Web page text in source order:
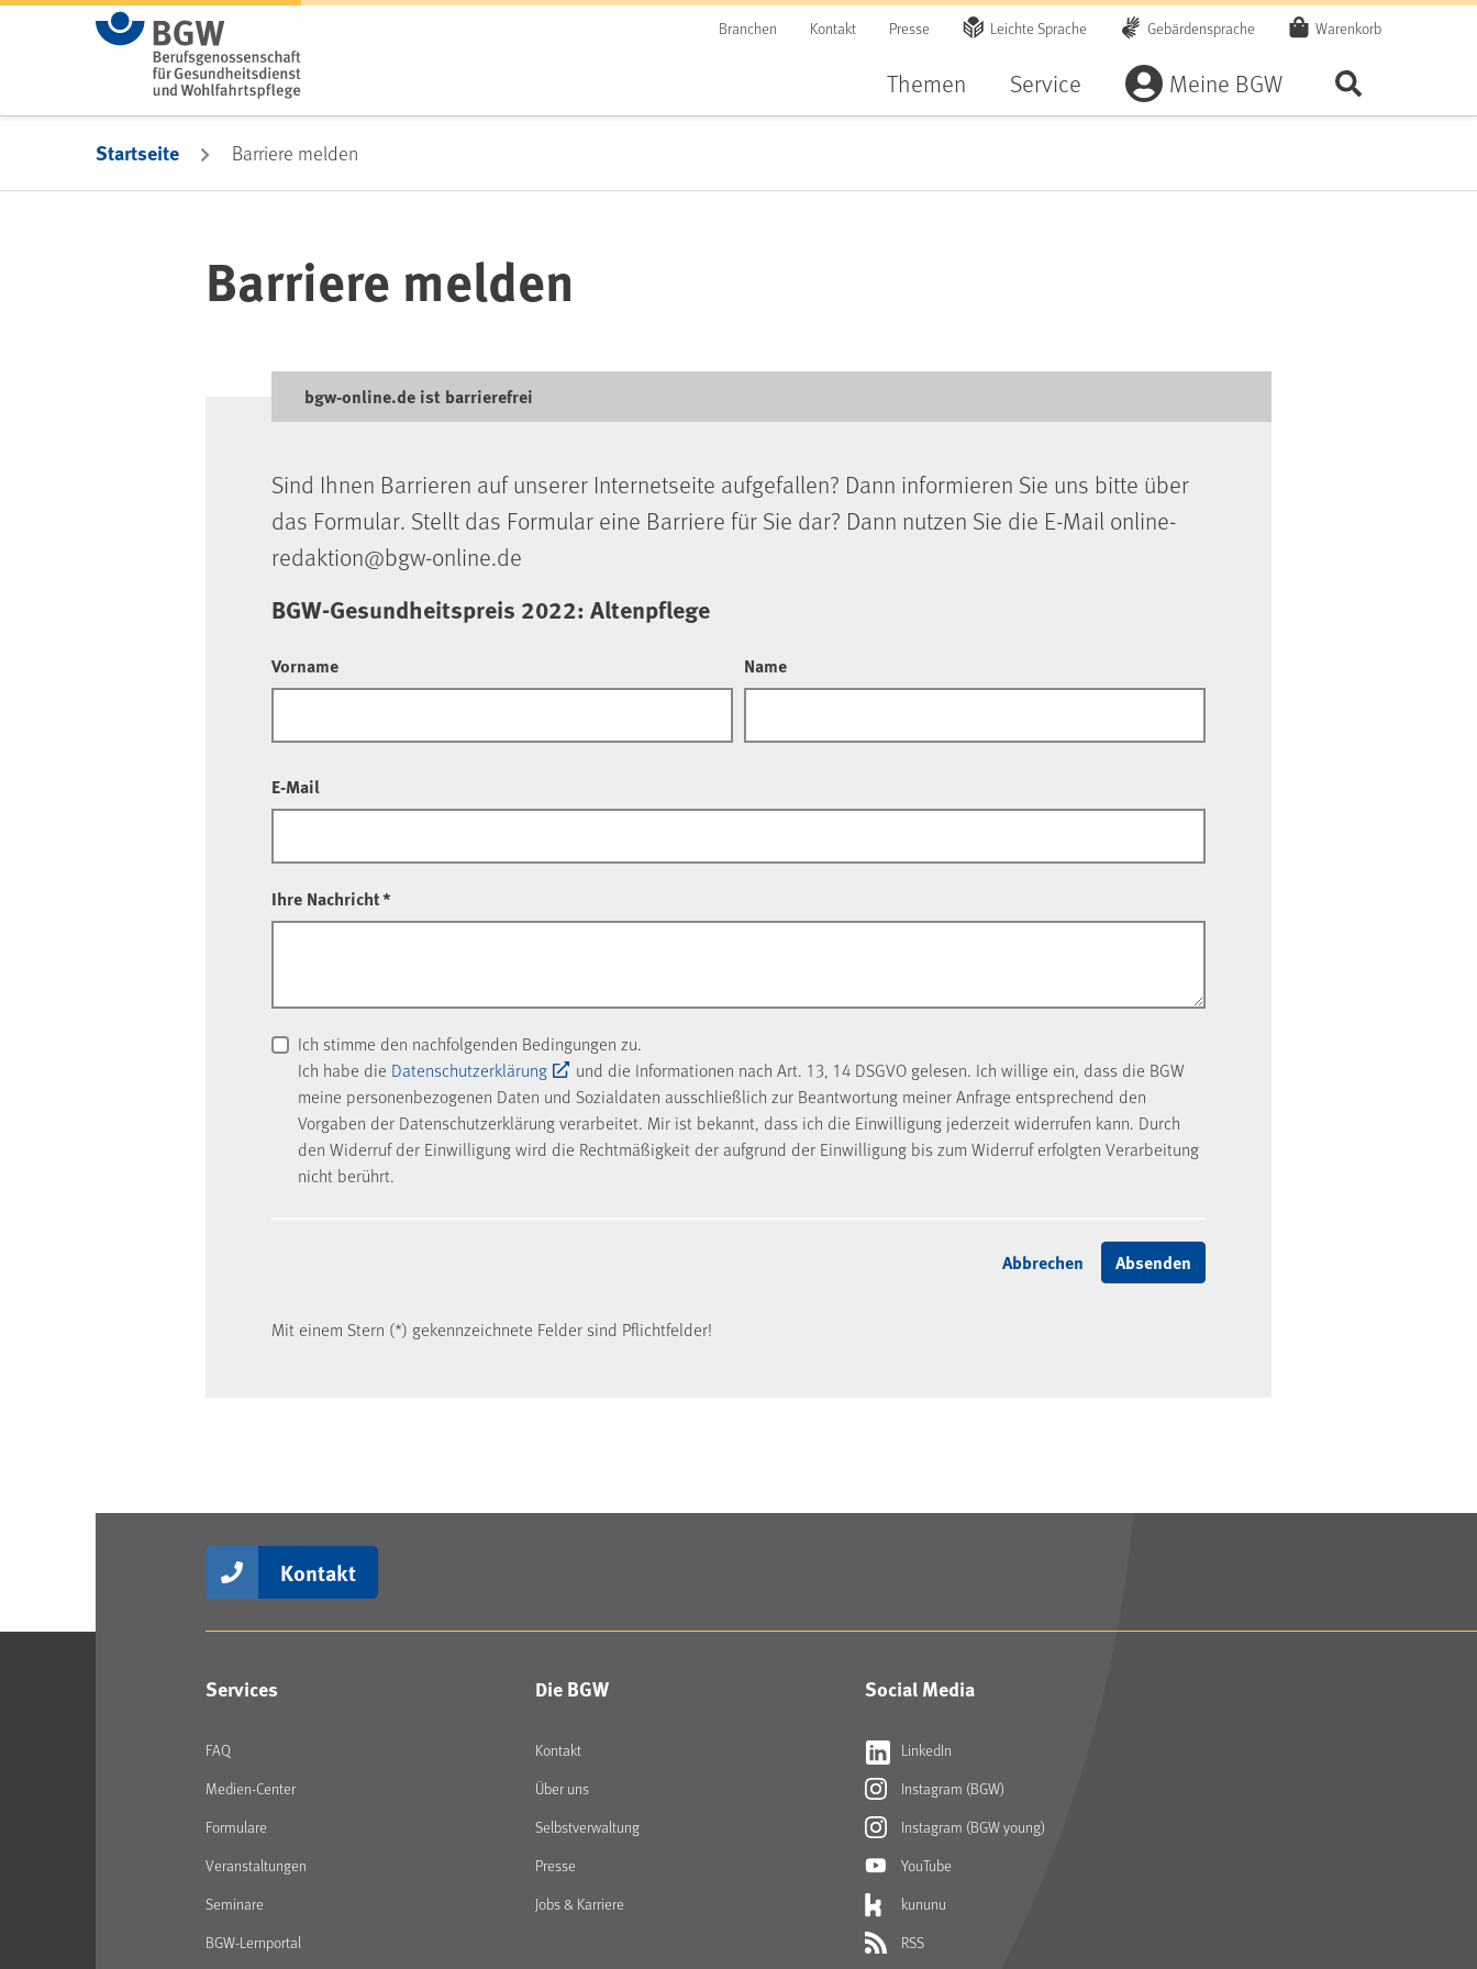
Zum Hauptinhalt springen Branchen Kontakt Presse Leichte Sprache Gebärdensprache Warenkorb
Themen Service Meine BGW
Startseite Barriere melden
Barriere melden
bgw-online.de ist barrierefrei
Sind Ihnen Barrieren auf unserer Internetseite aufgefallen? Dann informieren Sie uns bitte über
das Formular. Stellt das Formular eine Barriere für Sie dar? Dann nutzen Sie die E-Mail online-
redaktion@bgw-online.de
BGW-Gesundheitspreis 2022: Altenpflege
Vorname Name
E-Mail
Ihre Nachricht*
Ich stimme den nachfolgenden Bedingungen zu.
Ich habe die Datenschutzerklärung
und die Informationen nach Art. 13, 14 DSGVO gelesen. Ich willige ein, dass die BGW
meine personenbezogenen Daten und Sozialdaten ausschließlich zur Beantwortung meiner Anfrage entsprechend den
Vorgaben der Datenschutzerklärung verarbeitet. Mir ist bekannt, dass ich die Einwilligung jederzeit widerrufen kann. Durch
den Widerruf der Einwilligung wird die Rechtmäßigkeit der aufgrund der Einwilligung bis zum Widerruf erfolgten Verarbeitung
nicht berührt.
Mit einem Stern (*) gekennzeichnete Felder sind Pflichtfelder!
Kontakt
Services
FAQ
Medien-Center
Formulare
Veranstaltungen
Seminare
BGW-Lernportal
Die BGW
Kontakt
Über uns
Selbstverwaltung
Presse
Jobs & Karriere
Social Media
LinkedIn
Instagram (BGW)
Instagram (BGW young)
YouTube
kununu
RSS